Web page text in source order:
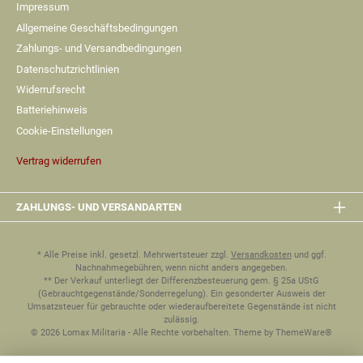
Impressum
Allgemeine Geschäftsbedingungen
Zahlungs- und Versandbedingungen
Datenschutzrichtlinien
Widerrufsrecht
Batteriehinweis
Cookie-Einstellungen
Vertrag widerrufen
ZAHLUNGS- UND VERSANDARTEN
* Alle Preise inkl. gesetzl. Mehrwertsteuer zzgl. Versandkostenund ggf.
Nachnahmegebühren, wenn nicht anders angegeben.
** Der Verkauf unterliegt der Differenzbesteuerung gem. § 25a UStG
(Gebrauchtgegenstände/Sonderregelung). Ein gesonderter Ausweis der
Umsatzsteuer für gebrauchte oder wiederaufbereitete Gegenstände ist nicht
zulässig.
© 2026 Lomax Militaria - Alle Rechte vorbehalten. Theme by ThemeWare®